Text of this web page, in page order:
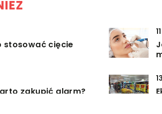
stosować cięcie
zakupić alarm?